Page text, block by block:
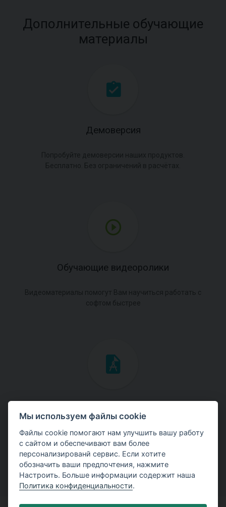
Дополнительные обучающие
материалы
Демоверсия
Обучающие видеоролики
Скачайте мануалы с теоретическими и практическими
примерами использования программ.
Мы используем файлы cookie
Файлы cookie помогают нам улучшить вашу работу
с сайтом и обеспечивают вам более
персонализированй сервис. Если хотите
обозначить ваши предпочтения, нажмите
Настроить. Больше информации содержит наша
Политика конфиденциальности.